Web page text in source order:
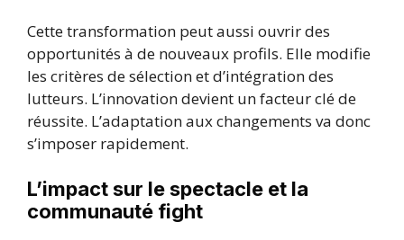
Cette transformation peut aussi ouvrir des
opportunités à de nouveaux profils. Elle modifie
les critères de sélection et d’intégration des
lutteurs. L’innovation devient un facteur clé de
réussite. L’adaptation aux changements va donc
s’imposer rapidement.
L’impact sur le spectacle et la
communauté fight